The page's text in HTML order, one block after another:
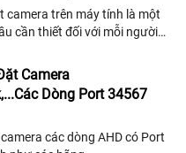
camera trên máy tính là một
cần thiết đối với mỗi người
xem camera...
Camera
Dòng Port 34567
các dòng AHD có Port